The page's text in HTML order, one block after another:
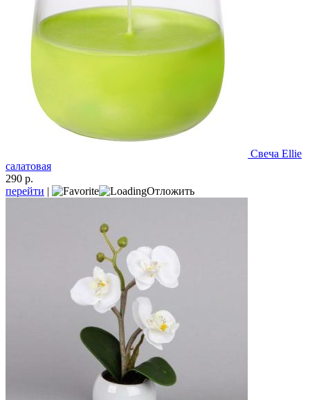
Свеча Ellie
салатовая
290 р.
перейти | Отложить